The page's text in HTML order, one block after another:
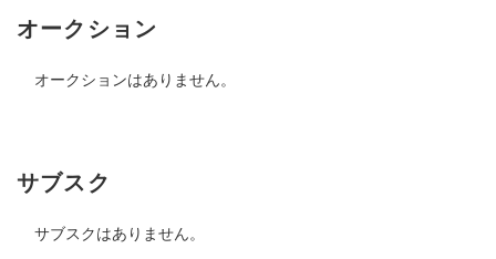
オークション
オークションはありません。
サブスク
サブスクはありません。